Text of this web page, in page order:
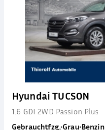
Hyundai TUCSON
1.6 GDI 2WD Passion Plus
Gebrauchtfzg.•Grau•Benzin